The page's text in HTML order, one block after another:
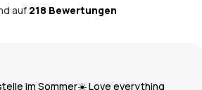
auf 218 Bewertungen
im Sommer☀️ Love everything